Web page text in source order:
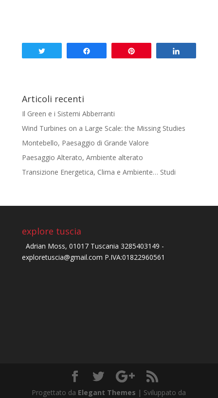
Articoli recenti
Il Green e i Sistemi Abberranti
Wind Turbines on a Large Scale: the Missing Studies
Montebello, Paesaggio di Grande Valore
Paesaggio Alterato, Ambiente alterato
Transizione Energetica, Clima e Ambiente… Studi
explore tuscia
Adrian Moss, 01017 Tuscania 3285403149 -
exploretuscia@gmail.com P.IVA:01822960561
Progettato da Elegant Themes | Sviluppato da